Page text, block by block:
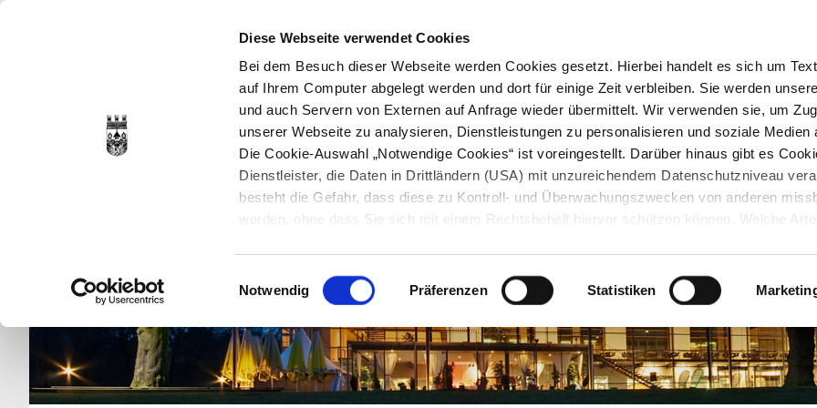
Diese Webseite verwendet Cookies
Bei dem Besuch dieser Webseite werden Cookies gesetzt. Hierbei handelt es sich um
auf Ihrem Computer abgelegt werden und dort für einige Zeit verbleiben. Sie werden
und auch Servern von Externen auf Anfrage wieder übermittelt. Wir verwenden sie, um
unserer Webseite zu analysieren, Dienstleistungen zu personalisieren und soziale Medien
Die Cookie-Auswahl „Notwendige Cookies“ ist voreingestellt. Darüber hinaus gibt es
Dienstleister, die Daten in Drittländern (USA) mit unzureichendem Datenschutzniveau
besteht die Gefahr, dass diese zu Kontroll- und Überwachungszwecken von anderen
werden, ohne dass Sie sich mit einem Rechtsbehelf hiervor schützen können. Welche
Datenschutzerklärung
entnehmen. Die von Ihnen getroffene Auswahl der gewünschten
jederzeit mit Wirkung für die Zukunft angepasst oder
werden.
Einwilligungsauswahl
Notwendig Präferenzen Statistiken
STARTSEITE